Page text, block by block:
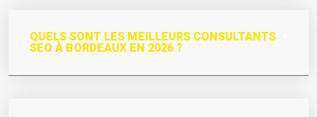
QUELS SONT LES MEILLEURS CONSULTANTS
SEO À BORDEAUX EN 2026 ?